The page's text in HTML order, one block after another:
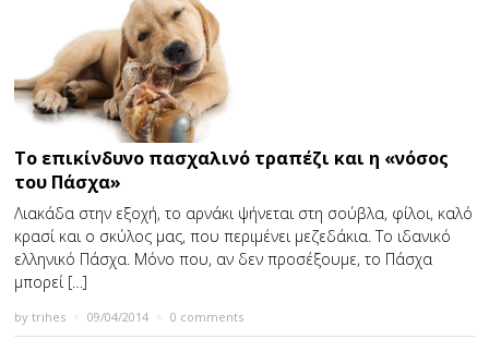
Το επικίνδυνο πασχαλινό τραπέζι και η «νόσος
του Πάσχα»
Λιακάδα στην εξοχή, το αρνάκι ψήνεται στη σούβλα, φίλοι, καλό
κρασί και ο σκύλος μας, που περιμένει μεζεδάκια. Το ιδανικό
ελληνικό Πάσχα. Μόνο που, αν δεν προσέξουμε, το Πάσχα
μπορεί […]
bytrihes 09/04/2014 0 comments